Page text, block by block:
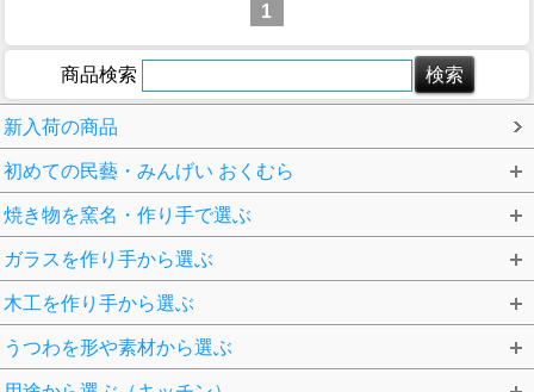
1
商品検索
新入荷の商品
初めての民藝・みんげい おくむら
焼き物を窯名・作り手で選ぶ
ガラスを作り手から選ぶ
木工を作り手から選ぶ
うつわを形や素材から選ぶ